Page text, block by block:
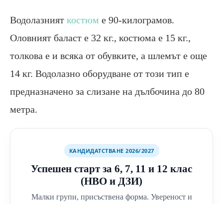
Водолазният костюм е 90-килограмов.
Оловният баласт е 32 кг., костюма е 15 кг.,
толкова е и всяка от обувките, а шлемът е още
14 кг. Водолазно оборудване от този тип е
предназначено за слизане на дълбочина до 80
метра.
КАНДИДАТСТВАНЕ 2026/2027
Успешен старт за 6, 7, 11 и 12 клас
(НВО и ДЗИ)
Малки групи, присъствена форма. Увереност и